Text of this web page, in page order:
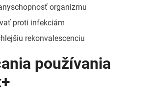
organizmu
proti infekciám
rekonvalescenciu
používania